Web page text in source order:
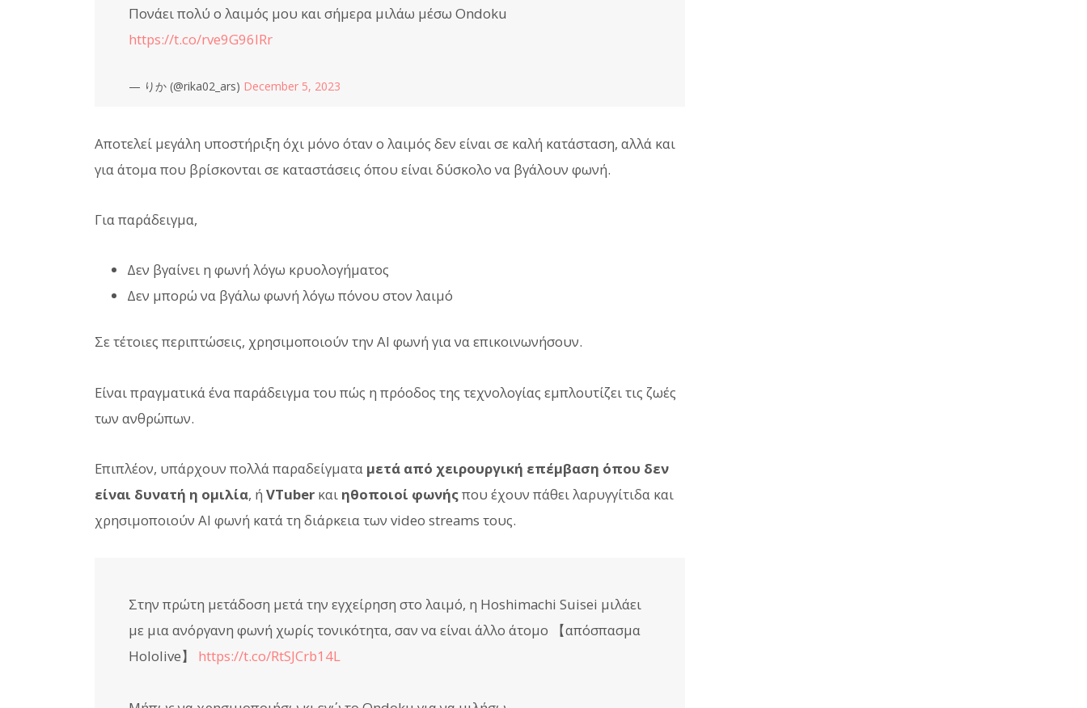
Πονάει πολύ ο λαιμός μου και σήμερα μιλάω μέσω Ondoku
https://t.co/rve9G96lRr
— りか (@rika02_ars) December 5, 2023
Αποτελεί μεγάλη υποστήριξη όχι μόνο όταν ο λαιμός δεν είναι σε καλή κατάσταση, αλλά και
για άτομα που βρίσκονται σε καταστάσεις όπου είναι δύσκολο να βγάλουν φωνή.
Για παράδειγμα,
Δεν βγαίνει η φωνή λόγω κρυολογήματος
Δεν μπορώ να βγάλω φωνή λόγω πόνου στον λαιμό
Σε τέτοιες περιπτώσεις, χρησιμοποιούν την AI φωνή για να επικοινωνήσουν.
Είναι πραγματικά ένα παράδειγμα του πώς η πρόοδος της τεχνολογίας εμπλουτίζει τις ζωές
των ανθρώπων.
Επιπλέον, υπάρχουν πολλά παραδείγματα μετά από χειρουργική επέμβαση όπου δεν
είναι δυνατή η ομιλία, ή VTuber και ηθοποιοί φωνήςπου έχουν πάθει λαρυγγίτιδα και
χρησιμοποιούν AI φωνή κατά τη διάρκεια των video streams τους.
Στην πρώτη μετάδοση μετά την εγχείρηση στο λαιμό, η Hoshimachi Suisei μιλάει
με μια ανόργανη φωνή χωρίς τονικότητα, σαν να είναι άλλο άτομο 【απόσπασμα
Hololive】 https://t.co/RtSJCrb14L